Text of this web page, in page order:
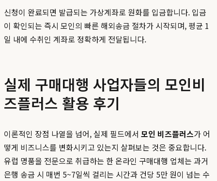
신청이 완료되면 발급되는 가상계좌로 원화를 입금합니다. 입금
이 확인되는 즉시 모인의 빠른 해외송금 절차가 시작되며, 평균 1
일 내에 수취인 계좌로 정확하게 전달됩니다.
실제 구매대행 사업자들의 모인비
즈플러스 활용 후기
이론적인 장점 나열을 넘어, 실제 필드에서 모인 비즈플러스가 어
떻게 비즈니스를 변화시키고 있는지 살펴보는 것은 중요합니다.
유럽 명품을 전문으로 취급하는 한 온라인 구매대행 업체는 과거
은행 송금 시 매번 5~7일씩 걸리는 시간과 건당 5만 원이 넘는 수